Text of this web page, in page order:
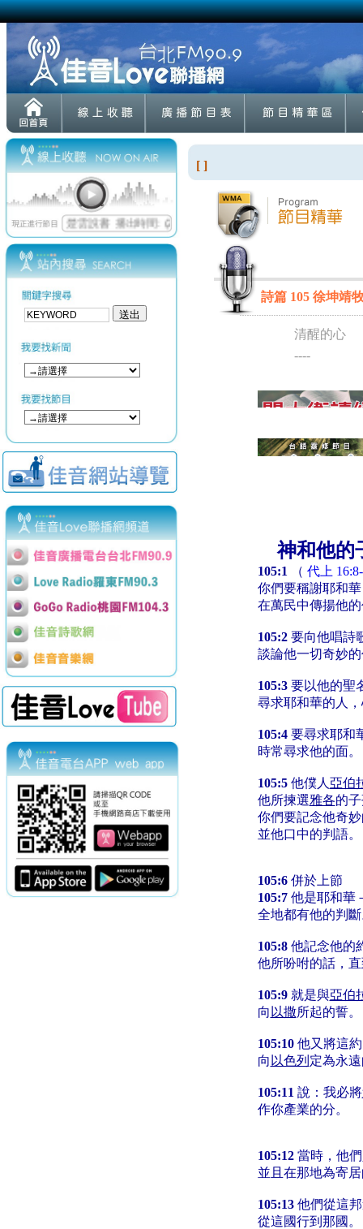
[ ]
詩篇 105 徐坤靖
清醒的心
----
神和他的
105:1 （ 代上
你們要稱謝耶和
在萬民中傳揚他
105:2 要向他唱詩
談論他一切奇妙
105:3 要以他的聖
尋求耶和華的人
105:4 要尋求耶和
時常尋求他的面。
105:5 他僕人 亞伯
他所揀選雅各的
你們要記念他奇
並他口中的判語。
105:6 併於上節
105:7 他是耶和
全地都有他的判
105:8 他記念他的
他所吩咐的話，
105:9 就是與亞伯
向 以撒所起的誓。
105:10 他又將這
向 以色列 定為永
105:11 說：我必將
作你產業的分。
105:12 當時，他
並且在那地為寄
105:13 他們從這
從這國行到那國。